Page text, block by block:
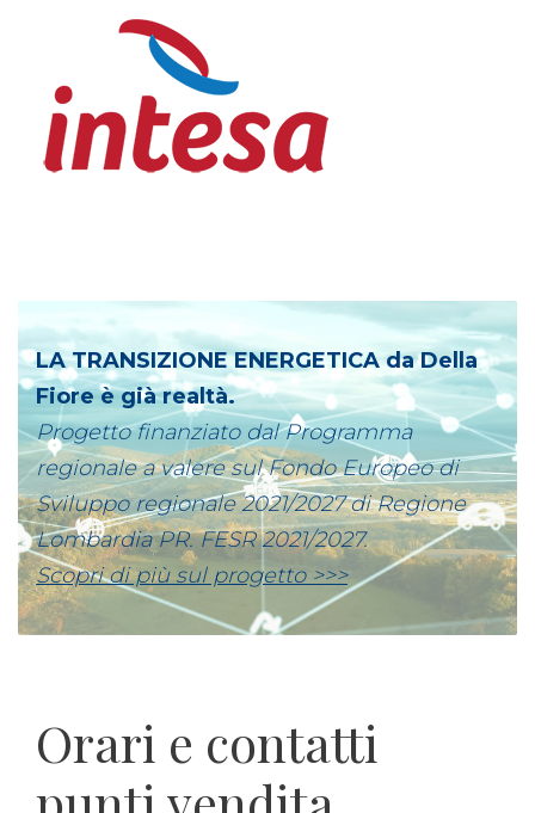
LA TRANSIZIONE ENERGETICA da Della
Fiore è già realtà.
Progetto finanziato dal Programma
regionale a valere sul Fondo Europeo di
Sviluppo regionale 2021/2027 di Regione
Lombardia PR. FESR 2021/2027.
Scopri di più sul progetto >>>
Orari e contatti